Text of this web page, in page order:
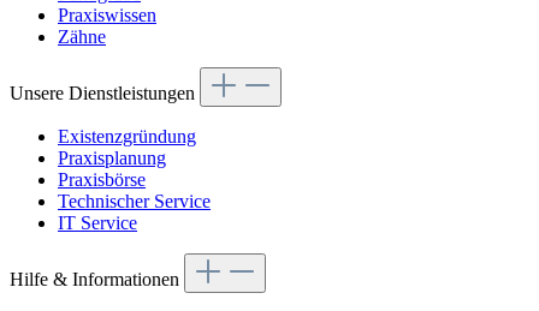
Praxiswissen
Zähne
Unsere Dienstleistungen
Existenzgründung
Praxisplanung
Praxisbörse
Technischer Service
IT Service
Hilfe & Informationen